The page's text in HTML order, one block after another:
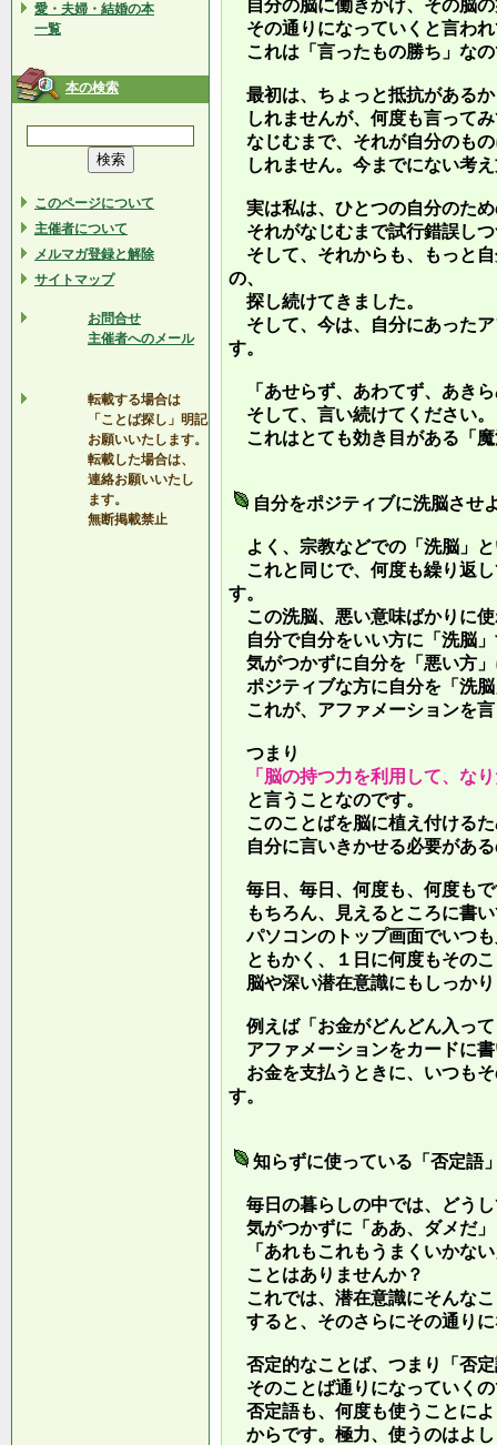
愛・夫婦・結婚の本
一覧
本の検索
このページについて
主催者について
メルマガ登録と解除
サイトマップ
お問合せ
主催者へのメール
転載する場合は
「ことば探し」明記
お願いいたします。
転載した場合は、
連絡お願いいたし
ます。
無断掲載禁止
自分の脳に働きかけ、その脳
その通りになっていくと言わ
これは「言ったもの勝ち」な
最初は、ちょっと抵抗がある
しれませんが、何度も言って
なじむまで、それが自分のも
しれません。今までにない考
実は私は、ひとつの自分のた
それがなじむまで試行錯誤し
そして、それからも、もっと
の、
探し続けてきました。
そして、今は、自分にあった
す。
「あせらず、あわてず、あき
そして、言い続けてください。
これはとても効き目がある「
自分をポジティブに洗脳させ
よく、宗教などでの「洗脳」
これと同じで、何度も繰り返
す。
この洗脳、悪い意味ばかりに
自分で自分をいい方に「洗脳
気がつかずに自分を「悪い方
ポジティブな方に自分を「洗
これが、アファメーションを
つまり
「脳の持つ力を利用して、な
と言うことなのです。
このことばを脳に植え付ける
自分に言いきかせる必要があ
毎日、毎日、何度も、何度も
もちろん、見えるところに書
パソコンのトップ画面でいつ
ともかく、１日に何度もその
脳や深い潜在意識にもしっか
例えば「お金がどんどん入っ
アファメーションをカードに
お金を支払うときに、いつも
す。
知らずに使っている「否定語
毎日の暮らしの中では、どう
気がつかずに「ああ、ダメだ
「あれもこれもうまくいかな
ことはありませんか？
これでは、潜在意識にそんな
すると、そのさらにその通り
否定的なことば、つまり「否
そのことば通りになっていく
否定語も、何度も使うことに
からです。極力、使うのはよ